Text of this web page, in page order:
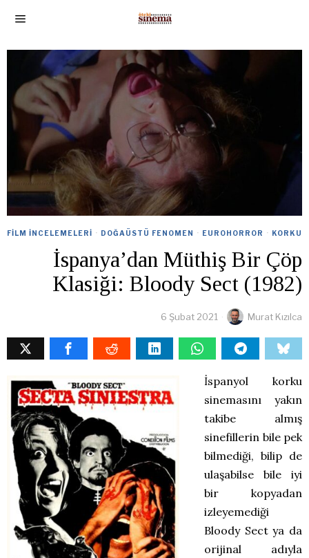
FILM İNCELEMELERI · DOĞAÜSTÜ FENOMEN · EUROHORROR · KORKU
İspanya’dan Müthiş Bir Çöp
Klasiği: Bloody Sect (1982)
6 Şubat 2021 Murat Kızılca
İspanyol korku
sinemasını yakın
takibe almış
sinefillerin bile pek
bilmediği, bilip de
ulaşabilse bile iyi
bir kopyadan
izleyemediği
Bloody Sect ya da
orijinal adıyla